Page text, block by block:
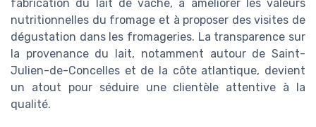
fabrication du lait de vache, à améliorer les valeurs
nutritionnelles du fromage et à proposer des visites de
dégustation dans les fromageries. La transparence sur
la provenance du lait, notamment autour de Saint-
Julien-de-Concelles et de la côte atlantique, devient
un atout pour séduire une clientèle attentive à la
qualité.